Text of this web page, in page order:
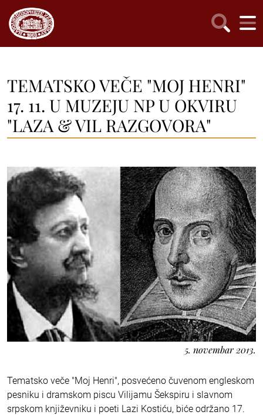
TEMATSKO VEČE "MOJ HENRI"
17. 11. U MUZEJU NP U OKVIRU
"LAZA & VIL RAZGOVORA"
5. novembar 2013.
Tematsko veče "Moj Henri", posvećeno čuvenom engleskom
pesniku i dramskom piscu Vilijamu Šekspiru i slavnom
srpskom književniku i poeti Lazi Kostiću, biće održano 17.